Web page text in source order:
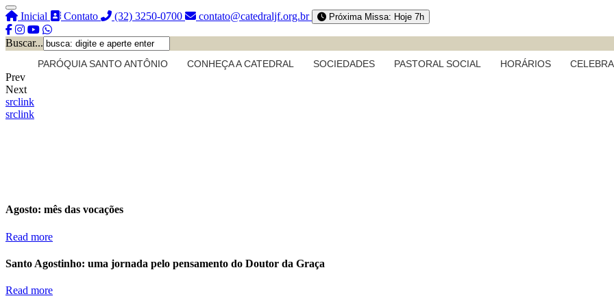
Inicial Contato (32) 3250-0700 contato@catedraljf.org.br Próxima Missa: Hoje 7h
Buscar...
PARÓQUIA SANTO ANTÔNIO CONHEÇA A CATEDRAL SOCIEDADES PASTORAL SOCIAL HORÁRIOS
Prev
Next
srclink
srclink
Agosto: mês das vocações
Read more
Santo Agostinho: uma jornada pelo pensamento do Doutor da Graça
Read more